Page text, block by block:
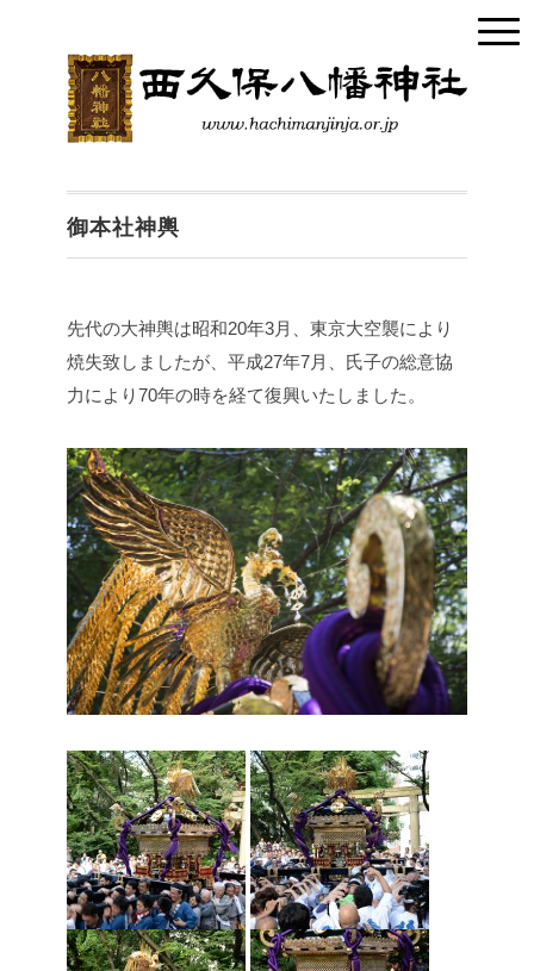
御本社神輿
先代の大神輿は昭和20年3月、東京大空襲により
焼失致しましたが、平成27年7月、氏子の総意協
力により70年の時を経て復興いたしました。